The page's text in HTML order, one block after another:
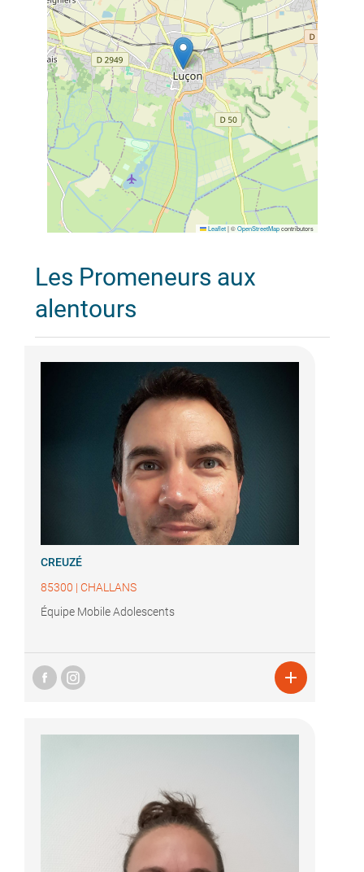
Leaflet |©OpenStreetMapcontributors
Les Promeneurs aux
alentours
CREUZÉ
85300 | CHALLANS
Équipe Mobile Adolescents
